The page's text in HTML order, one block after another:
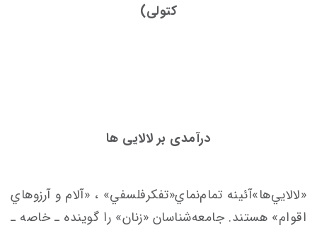
کتولی)
درآمدی بر لالایی ها
«لالايي‌ها»آئينه تمام‌نماي«تفكرفلسفي» ، «آلام‌ و آرزوهاي
اقوام» هستند. جامعه‌شناسان «زنان» را گوينده ـ خاصه ـ